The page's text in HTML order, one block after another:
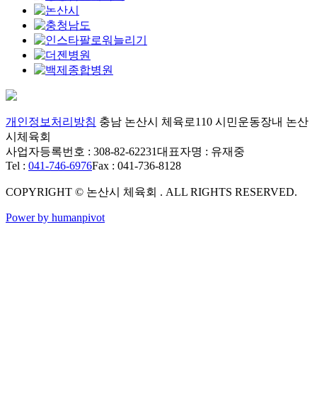
개인정보처리방침 충남 논산시 체육로110 시민운동장내 논산
시체육회
사업자등록번호 : 308-82-62231대표자명 : 유재중
Tel : 041-746-6976Fax : 041-736-8128
COPYRIGHT © 논산시 체육회 . ALL RIGHTS RESERVED.
Power by humanpivot